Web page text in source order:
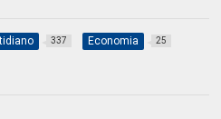
337 Economia 25